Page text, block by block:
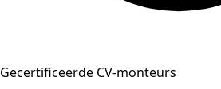
Gecertificeerde CV-monteurs